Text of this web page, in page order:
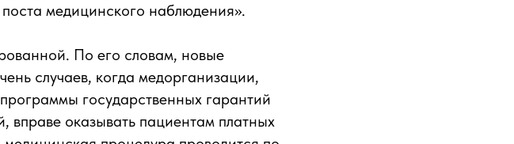
медицинского наблюдения».
По его словам, новые
случаев, когда медорганизации,
государственных гарантий
вправе оказывать пациентам платных